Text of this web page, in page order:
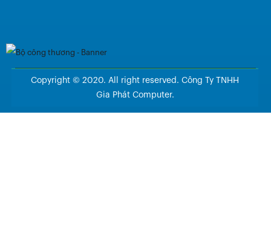
Copyright © 2020. All right reserved. Công Ty TNHH
Gia Phát Computer.